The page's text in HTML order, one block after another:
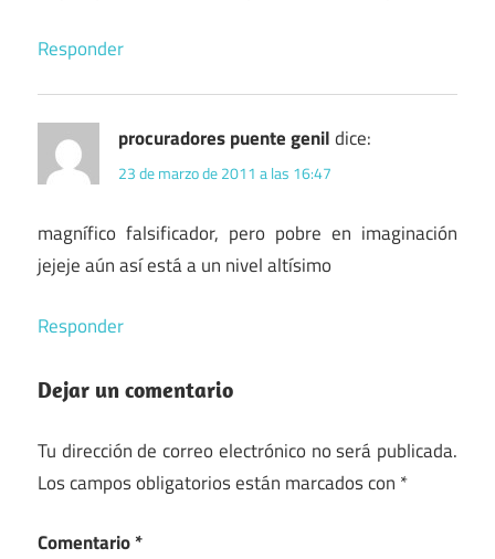
Responder
procuradores puente genildice:
23 de marzo de 2011 a las 16:47
magnífico falsificador, pero pobre en imaginación
jejeje aún así está a un nivel altísimo
Responder
Dejar un comentario
Tu dirección de correo electrónico no será publicada.
Los campos obligatorios están marcados con *
Comentario*